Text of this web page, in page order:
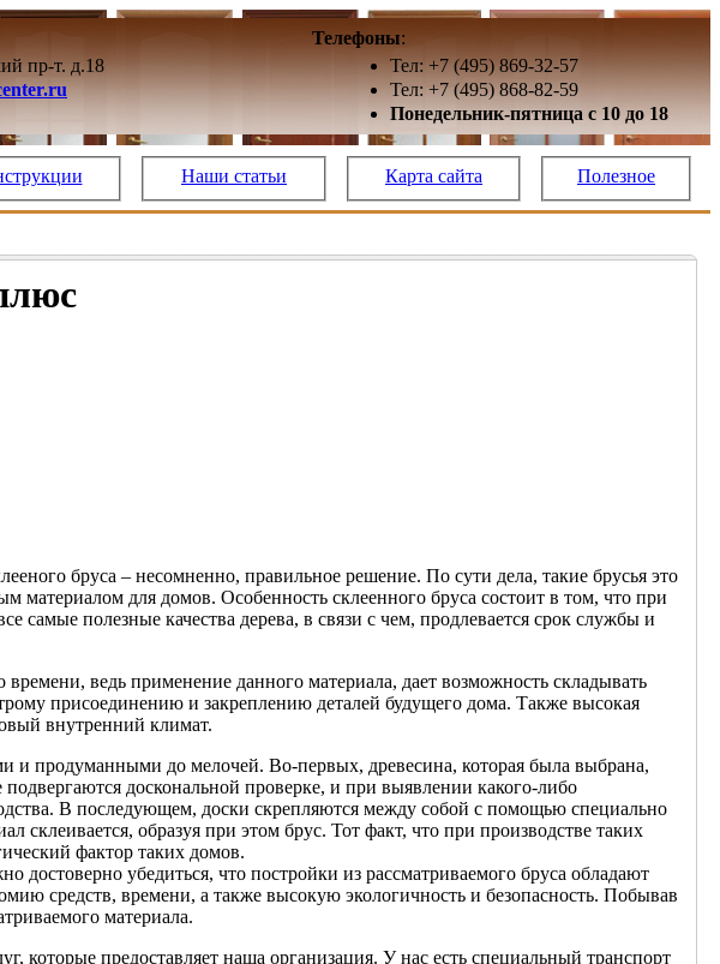
пр-т. д.18
Телефоны:
Тел: +7 (495) 869-32-57
Тел: +7 (495) 868-82-59
Понедельник-пятница с 10 до 18
Наши статьи Карта сайта Полезное
бруса – несомненно, правильное решение. По сути дела, такие брусья это
материалом для домов. Особенность склеенного бруса состоит в том, что при
самые полезные качества дерева, в связи с чем, продлевается срок службы и
ведь применение данного материала, дает возможность складывать
присоединению и закреплению деталей будущего дома. Также высокая
внутренний климат.
и продуманными до мелочей. Во-первых, древесина, которая была выбрана,
доскональной проверке, и при выявлении какого-либо
В последующем, доски скрепляются между собой с помощью специально
склеивается, образуя при этом брус. Тот факт, что при производстве таких
фактор таких домов.
убедиться, что постройки из рассматриваемого бруса обладают
средств, времени, а также высокую экологичность и безопасность. Побывав
материала.
которые предоставляет наша организация. У нас есть специальный транспорт